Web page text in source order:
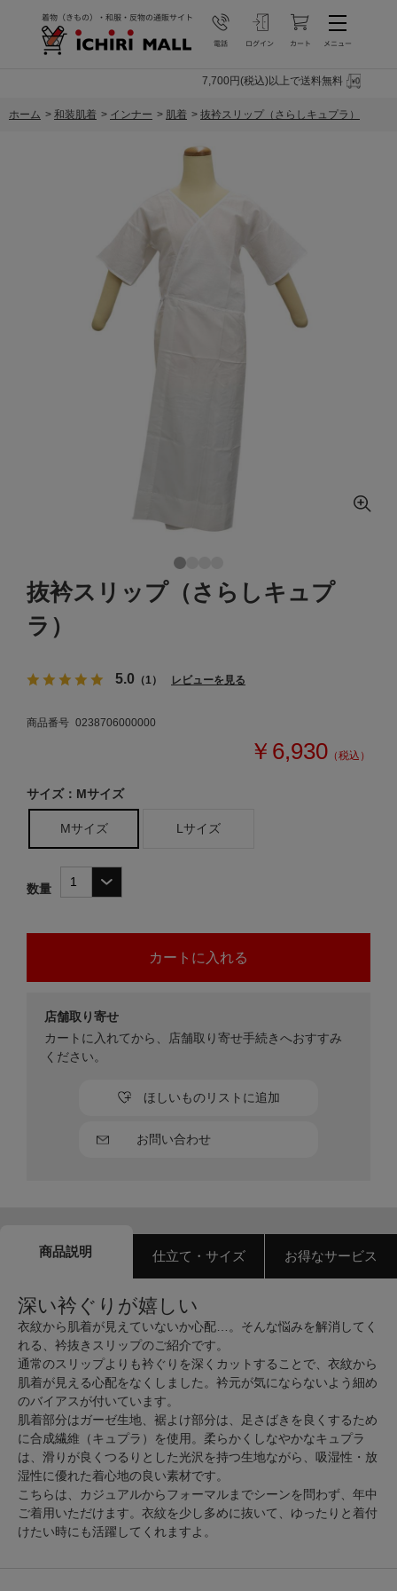
7,700円(税込)以上で送料無料
ホーム > 和装肌着 > インナー > 肌着 > 抜衿スリップ（さらしキュプラ）
抜衿スリップ（さらしキュプ
ラ）
5.0 （1） レビューを見る
商品番号 0238706000000
￥6,930 （税込）
サイズ：Mサイズ
Mサイズ Lサイズ
数量
お問い合わせ
ほしいものリストに追加
店舗取り寄せ
カートに入れてから、店舗取り寄せ手続きへおすすみ
ください。
商品説明 仕立て・サイズ お得なサービス
深い衿ぐりが嬉しい
衣紋から肌着が見えていないか心配…。そんな悩みを解消してく
れる、衿抜きスリップのご紹介です。
通常のスリップよりも衿ぐりを深くカットすることで、衣紋から
肌着が見える心配をなくしました。衿元が気にならないよう細め
のバイアスが付いています。
肌着部分はガーゼ生地、裾よけ部分は、足さばきを良くするため
に合成繊維（キュプラ）を使用。柔らかくしなやかなキュプラ
は、滑りが良くつるりとした光沢を持つ生地ながら、吸湿性・放
湿性に優れた着心地の良い素材です。
こちらは、カジュアルからフォーマルまでシーンを問わず、年中
ご着用いただけます。衣紋を少し多めに抜いて、ゆったりと着付
けたい時にも活躍してくれますよ。